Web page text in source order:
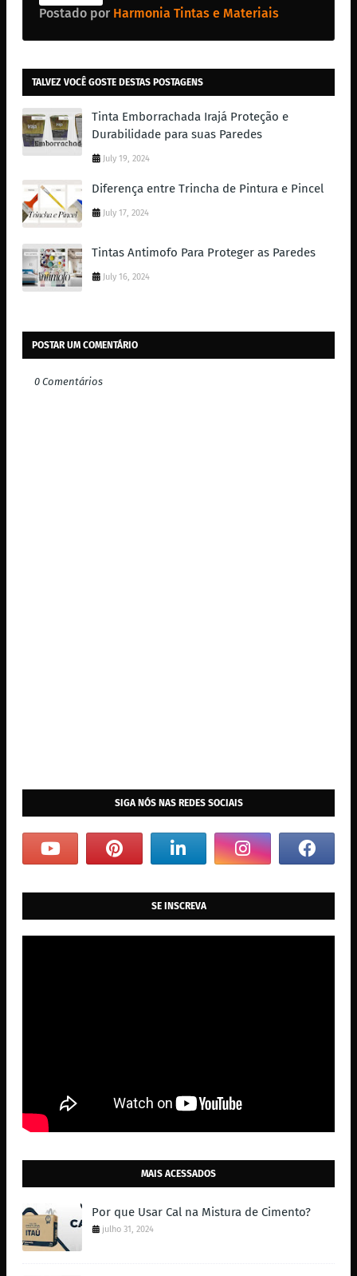
Postado por Harmonia Tintas e Materiais
TALVEZ VOCÊ GOSTE DESTAS POSTAGENS
Tinta Emborrachada Irajá Proteção e
Durabilidade para suas Paredes
July 19, 2024
Diferença entre Trincha de Pintura e Pincel
July 17, 2024
Tintas Antimofo Para Proteger as Paredes
July 16, 2024
POSTAR UM COMENTÁRIO
0 Comentários
SIGA NÓS NAS REDES SOCIAIS
SE INSCREVA
MAIS ACESSADOS
Por que Usar Cal na Mistura de Cimento?
julho 31, 2024